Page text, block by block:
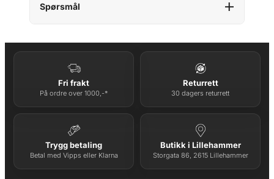
Spørsmål
Fri frakt
På ordre over 1000,-*
Returrett
30 dagers returrett
Trygg betaling
Betal med Vipps eller Klarna
Butikk i Lillehammer
Storgata 86, 2615 Lillehammer